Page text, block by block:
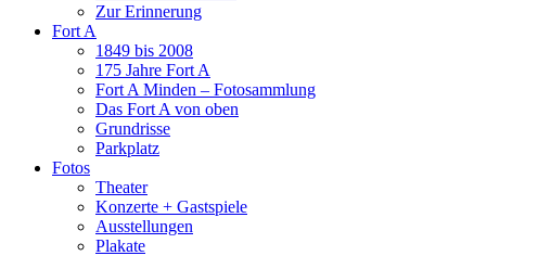
Zur Erinnerung
Fort A
1849 bis 2008
175 Jahre Fort A
Fort A Minden – Fotosammlung
Das Fort A von oben
Grundrisse
Parkplatz
Fotos
Theater
Konzerte + Gastspiele
Ausstellungen
Plakate